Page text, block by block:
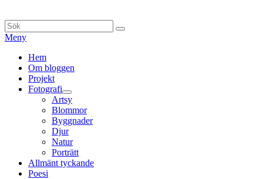
till
innehåll
Sök
efter:
Sök
Meny
Primär
meny
Hem
Om bloggen
Projekt
Fotografi
expandera
undermeny
Artsy
Blommor
Byggnader
Djur
Natur
Porträtt
Allmänt tyckande
Poesi